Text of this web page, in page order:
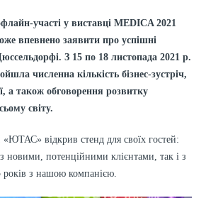
участі у виставці MEDICA 2021
впевнено заявити про успішні
З 15 по 18 листопада 2021 р.
численна кількість бізнес-зустріч,
а також обговорення розвитку
світу.
відкрив стенд для своїх гостей:
новими, потенційними клієнтами, так і з
років з нашою компанією.